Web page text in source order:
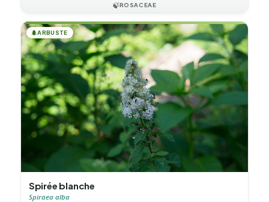
🍃ROSACEAE
🌲ARBUSTE
Spirée blanche
Spiraea alba